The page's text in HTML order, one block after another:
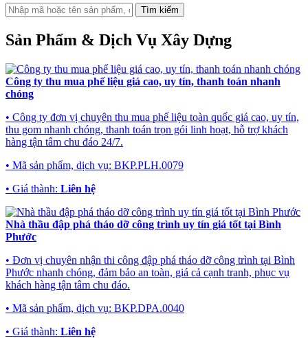
Tìm kiếm
Sản Phẩm & Dịch Vụ Xây Dựng
Công ty thu mua phế liệu giá cao, uy tín, thanh toán nhanh
chóng
• Công ty đơn vị chuyên thu mua phế liệu toàn quốc giá cao, uy tín,
thu gom nhanh chóng, thanh toán trọn gói linh hoạt, hỗ trợ khách
hàng tận tâm chu đáo 24/7.
• Mã sản phẩm, dịch vụ: BKP.PLH.0079
• Giá thành: Liên hệ
Nhà thầu đập phá tháo dỡ công trình uy tín giá tốt tại Bình
Phước
• Đơn vị chuyên nhận thi công đập phá tháo dỡ công trình tại Bình
Phước nhanh chóng, đảm bảo an toàn, giá cả cạnh tranh, phục vụ
khách hàng tận tâm chu đáo.
• Mã sản phẩm, dịch vụ: BKP.DPA.0040
• Giá thành: Liên hệ